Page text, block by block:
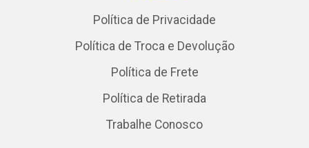
Política de Privacidade
Política de Troca e Devolução
Política de Frete
Política de Retirada
Trabalhe Conosco